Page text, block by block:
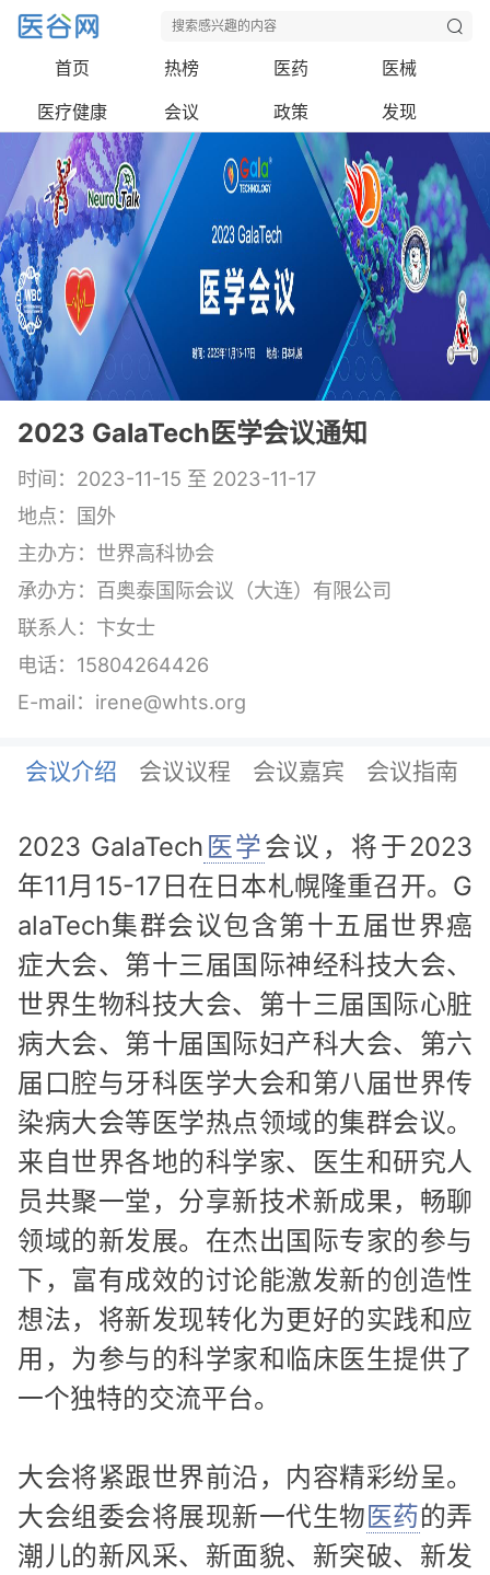
首页 热榜 医药
医械
医疗健康
会议 政策 发现
2023 GalaTech医学会议通知
时间：2023-11-15 至 2023-11-17
地点：国外
主办方：世界高科协会
承办方：百奥泰国际会议（大连）有限公司
联系人：卞女士
电话：15804264426
E-mail：irene@whts.org
会议介绍 会议议程 会议嘉宾 会议指南
2023 GalaTech 医学会议，将于2023
年11月15-17日在日本札幌隆重召开。G
alaTech集群会议包含第十五届世界癌
症大会、第十三届国际神经科技大会、
世界生物科技大会、第十三届国际心脏
病大会、第十届国际妇产科大会、第六
届口腔与牙科医学大会和第八届世界传
染病大会等医学热点领域的集群会议。
来自世界各地的科学家、医生和研究人
员共聚一堂，分享新技术新成果，畅聊
领域的新发展。在杰出国际专家的参与
下，富有成效的讨论能激发新的创造性
想法，将新发现转化为更好的实践和应
用，为参与的科学家和临床医生提供了
一个独特的交流平台。
大会将紧跟世界前沿，内容精彩纷呈。
大会组委会将展现新一代生物 医药的弄
潮儿的新风采、新面貌、新突破、新发